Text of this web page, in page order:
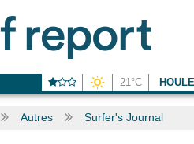
21°C
Autres Surfer's Journal